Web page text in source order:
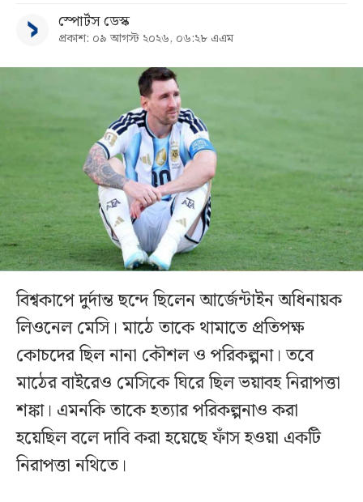
স্পোর্টস ডেস্ক
প্রকাশ: ০৯ আগস্ট ২০২৬, ০৬:২৮ এএম
বিশ্বকাপে দুর্দান্ত ছন্দে ছিলেন আর্জেন্টাইন অধিনায়ক
লিওনেল মেসি। মাঠে তাকে থামাতে প্রতিপক্ষ
কোচদের ছিল নানা কৌশল ও পরিকল্পনা। তবে
মাঠের বাইরেও মেসিকে ঘিরে ছিল ভয়াবহ নিরাপত্তা
শঙ্কা। এমনকি তাকে হত্যার পরিকল্পনাও করা
হয়েছিল বলে দাবি করা হয়েছে ফাঁস হওয়া একটি
নিরাপত্তা নথিতে।